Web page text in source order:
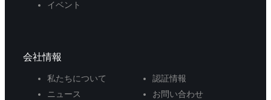
イベント
会社情報
私たちについて
認証情報
ニュース
お問い合わせ